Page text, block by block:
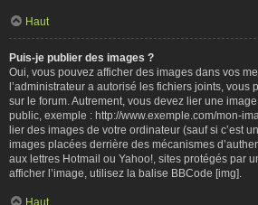
Haut
Puis-je publier des images ?
Oui, vous pouvez afficher des images dans vos
l’administrateur a autorisé les fichiers joints, vous
sur le forum. Autrement, vous devez lier une
public, exemple : http://www.exemple.com/mon-
lier des images de votre ordinateur (sauf si c’est
images placées derrière des mécanismes
aux lettres Hotmail ou Yahoo!, sites protégés par
afficher l’image, utilisez la balise BBCode [img].
Haut